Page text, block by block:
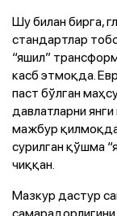
Шу билан бирга,
стандартлар
“яшил”
касб этмоқда.
паст бўлган
давлатларни
мажбур
сурилган қўшма
чиққан.
Мазкур дастур